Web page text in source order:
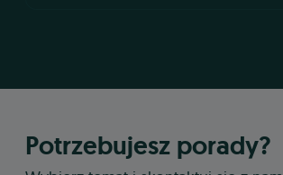
Potrzebujesz porady?